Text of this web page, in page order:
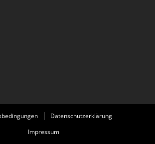
Datenschutzerklärung
Impressum